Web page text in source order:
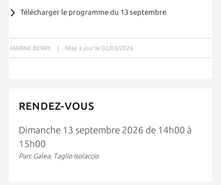
Télécharger le programme du 13 septembre
MARINE BERRY | Mise à jour le 02/03/2026
RENDEZ-VOUS
Dimanche 13 septembre 2026 de 14h00 à
15h00
Parc Galea, Taglio Isolaccio